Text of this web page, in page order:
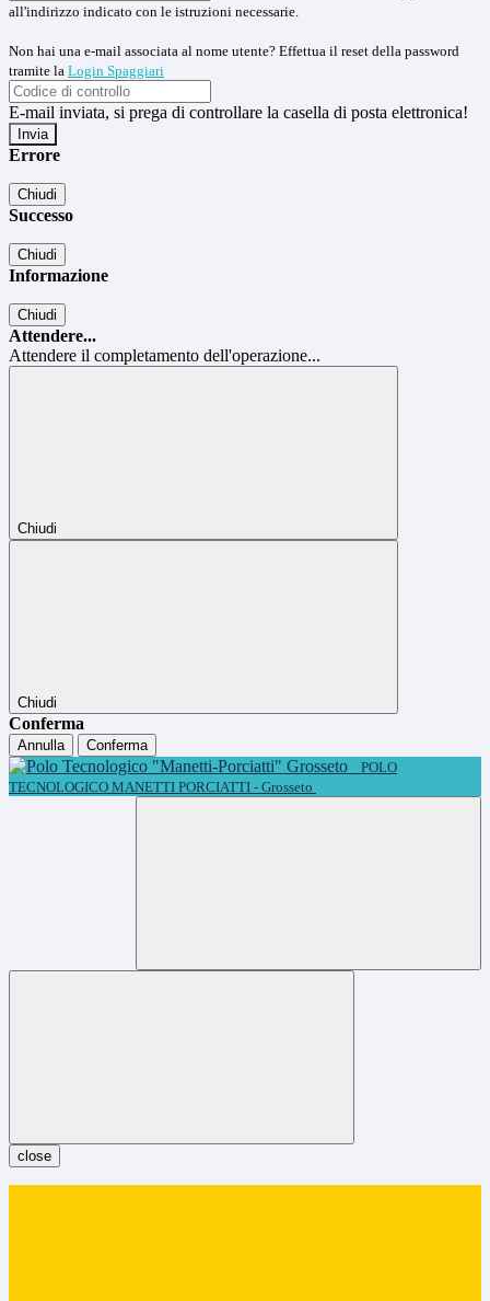
all'indirizzo indicato con le istruzioni necessarie.
Non hai una e-mail associata al nome utente? Effettua il reset della password
tramite la Login Spaggiari
E-mail inviata, si prega di controllare la casella di posta elettronica!
Errore
Chiudi
Successo
Chiudi
Informazione
Chiudi
Attendere...
Attendere il completamento dell'operazione...
Chiudi
Chiudi
Conferma
Annulla
Conferma
POLO
TECNOLOGICO MANETTI PORCIATTI - Grosseto
close